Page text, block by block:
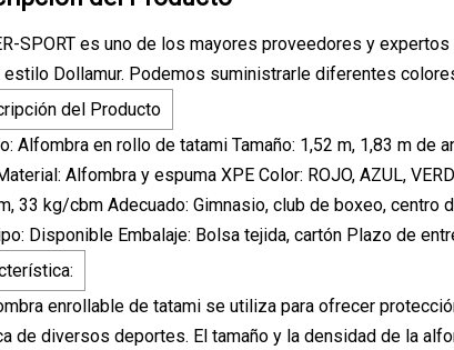
SPORT es uno de los mayores proveedores y
estilo Dollamur. Podemos suministrarle diferentes
del Producto
Alfombra en rollo de tatami Tamaño: 1,52 m, 1,83 m de
Alfombra y espuma XPE Color: ROJO, AZUL,
33 kg/cbm Adecuado: Gimnasio, club de boxeo,
Disponible Embalaje: Bolsa tejida, cartón Plazo de
enrollable de tatami se utiliza para ofrecer
de diversos deportes. El tamaño y la densidad de la